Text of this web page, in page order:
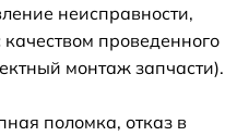
неисправности,
проведенного
монтаж запчасти).
поломка, отказ в